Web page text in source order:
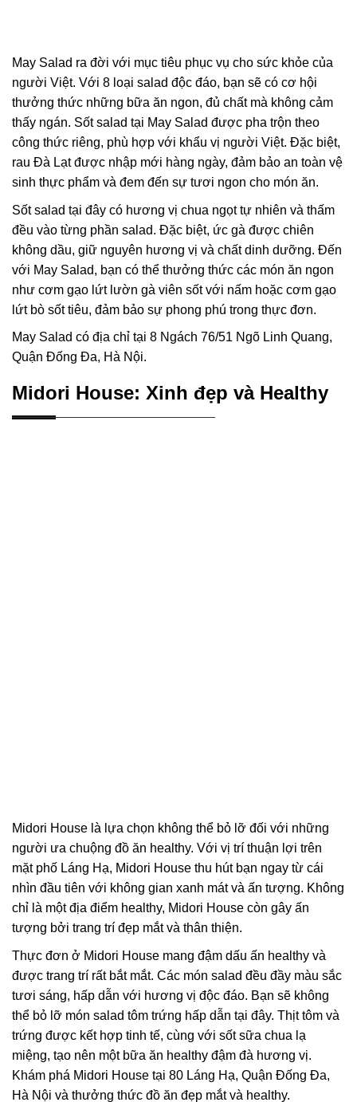
May Salad ra đời với mục tiêu phục vụ cho sức khỏe của
người Việt. Với 8 loại salad độc đáo, bạn sẽ có cơ hội
thưởng thức những bữa ăn ngon, đủ chất mà không cảm
thấy ngán. Sốt salad tại May Salad được pha trộn theo
công thức riêng, phù hợp với khẩu vị người Việt. Đặc biệt,
rau Đà Lạt được nhập mới hàng ngày, đảm bảo an toàn vệ
sinh thực phẩm và đem đến sự tươi ngon cho món ăn.
Sốt salad tại đây có hương vị chua ngọt tự nhiên và thấm
đều vào từng phần salad. Đặc biệt, ức gà được chiên
không dầu, giữ nguyên hương vị và chất dinh dưỡng. Đến
với May Salad, bạn có thể thưởng thức các món ăn ngon
như cơm gạo lứt lườn gà viên sốt với nấm hoặc cơm gạo
lứt bò sốt tiêu, đảm bảo sự phong phú trong thực đơn.
May Salad có địa chỉ tại 8 Ngách 76/51 Ngõ Linh Quang,
Quận Đống Đa, Hà Nội.
Midori House: Xinh đẹp và Healthy
Midori House là lựa chọn không thể bỏ lỡ đối với những
người ưa chuộng đồ ăn healthy. Với vị trí thuận lợi trên
mặt phố Láng Hạ, Midori House thu hút bạn ngay từ cái
nhìn đầu tiên với không gian xanh mát và ấn tượng. Không
chỉ là một địa điểm healthy, Midori House còn gây ấn
tượng bởi trang trí đẹp mắt và thân thiện.
Thực đơn ở Midori House mang đậm dấu ấn healthy và
được trang trí rất bắt mắt. Các món salad đều đầy màu sắc
tươi sáng, hấp dẫn với hương vị độc đáo. Bạn sẽ không
thể bỏ lỡ món salad tôm trứng hấp dẫn tại đây. Thịt tôm và
trứng được kết hợp tinh tế, cùng với sốt sữa chua lạ
miệng, tạo nên một bữa ăn healthy đậm đà hương vị.
Khám phá Midori House tại 80 Láng Hạ, Quận Đống Đa,
Hà Nội và thưởng thức đồ ăn đẹp mắt và healthy.